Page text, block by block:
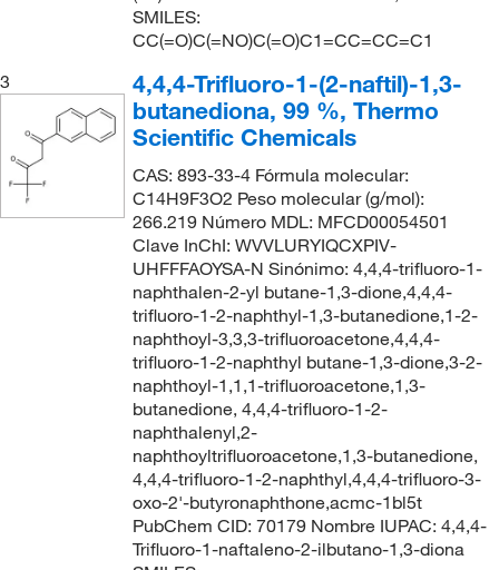
SMILES:
CC(=O)C(=NO)C(=O)C1=CC=CC=C1
3
4,4,4-Trifluoro-1-(2-naftil)-1,3-
butanediona, 99 %, Thermo
Scientific Chemicals
CAS: 893-33-4 Fórmula molecular:
C14H9F3O2 Peso molecular (g/mol):
266.219 Número MDL: MFCD00054501
Clave InChI: WVVLURYIQCXPIV-
UHFFFAOYSA-N Sinónimo: 4,4,4-trifluoro-1-
naphthalen-2-yl butane-1,3-dione,4,4,4-
trifluoro-1-2-naphthyl-1,3-butanedione,1-2-
naphthoyl-3,3,3-trifluoroacetone,4,4,4-
trifluoro-1-2-naphthyl butane-1,3-dione,3-2-
naphthoyl-1,1,1-trifluoroacetone,1,3-
butanedione, 4,4,4-trifluoro-1-2-
naphthalenyl,2-
naphthoyltrifluoroacetone,1,3-butanedione,
4,4,4-trifluoro-1-2-naphthyl,4,4,4-trifluoro-3-
oxo-2'-butyronaphthone,acmc-1bl5t
PubChem CID: 70179 Nombre IUPAC: 4,4,4-
Trifluoro-1-naftaleno-2-ilbutano-1,3-diona